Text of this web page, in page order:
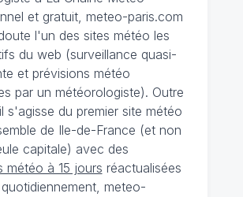
et gratuit, meteo-paris.com
l'un des sites météo les
du web (surveillance quasi-
et prévisions météo
par un météorologiste). Outre
s'agisse du premier site météo
de Ile-de-France (et non
capitale) avec des
météo à 15 jours réactualisées
meteo-